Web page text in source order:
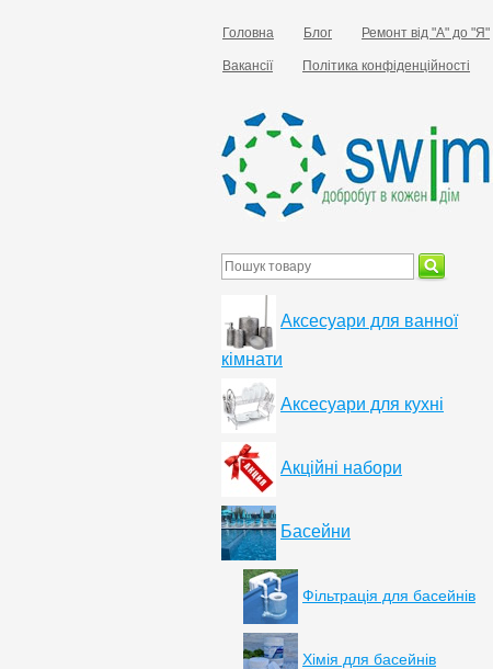
Головна Блог Ремонт від "А" до "Я"
Вакансії Політика конфіденційності
Аксесуари для ванної
кімнати
Аксесуари для кухні
Акційні набори
Басейни
Фільтрація для басейнів
Хімія для басейнів